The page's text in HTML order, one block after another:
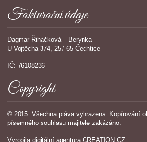
Fakturační údaje
Dagmar Řiháčková – Berynka
U Vojtěcha 374, 257 65 Čechtice
IČ: 76108236
Copyright
© 2015. Všechna práva vyhrazena. Kopírování
písemného souhlasu majitele zakázáno.
Vyrobila digitální agentura CREATION.CZ